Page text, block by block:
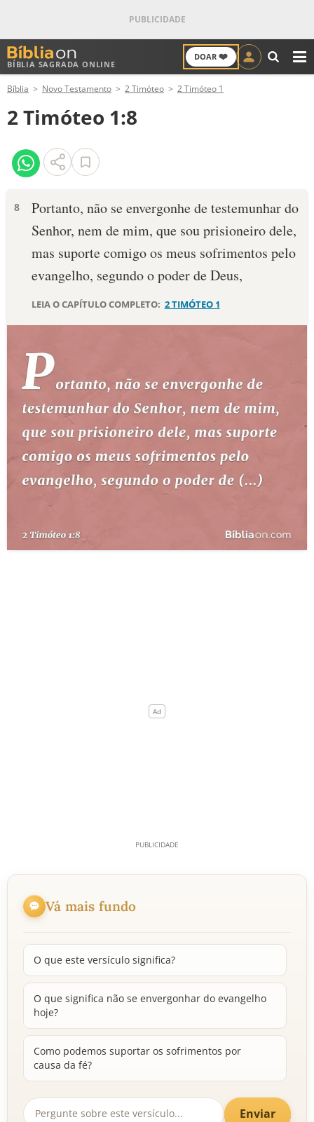
BÍBLIA SAGRADA ONLINE
DOAR ❤️
ANTIGO TESTAMENTO
NOVO TESTAMENTO
VERSÍCULOS
PALAVRA DO DIA
SALMO DO DIA
DEVOCIONAL DIÁRIO
ESTUDOS BÍBLICOS
ESBOÇOS DE PREGAÇÃO
PERGUNTE À BÍBLIA IA
QUEM SOMOS
Bíblia Novo Testamento 2 Timóteo 2 Timóteo 1
2 Timóteo 1:8
8
Portanto, não se envergonhe de testemunhar do
Senhor, nem de mim, que sou prisioneiro dele,
mas suporte comigo os meus sofrimentos pelo
evangelho, segundo o poder de Deus,
LEIA O CAPÍTULO COMPLETO: 2 TIMÓTEO 1
Vá mais fundo
O que este versículo significa?
O que significa não se envergonhar do evangelho
hoje?
Como podemos suportar os sofrimentos por
causa da fé?
Enviar